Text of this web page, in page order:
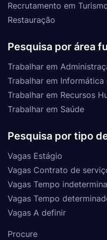
Recrutamento em
Restauração
Pesquisa por área
Trabalhar em
Trabalhar em Informática
Trabalhar em Recursos
Trabalhar em Saúde
Pesquisa por tipo
Vagas Estágio
Vagas Contrato de
Vagas Tempo
Vagas Tempo
Vagas A definir
Procure